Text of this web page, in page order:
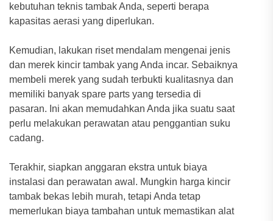
kebutuhan teknis tambak Anda, seperti berapa
kapasitas aerasi yang diperlukan.
Kemudian, lakukan riset mendalam mengenai jenis
dan merek kincir tambak yang Anda incar. Sebaiknya
membeli merek yang sudah terbukti kualitasnya dan
memiliki banyak spare parts yang tersedia di
pasaran. Ini akan memudahkan Anda jika suatu saat
perlu melakukan perawatan atau penggantian suku
cadang.
Terakhir, siapkan anggaran ekstra untuk biaya
instalasi dan perawatan awal. Mungkin harga kincir
tambak bekas lebih murah, tetapi Anda tetap
memerlukan biaya tambahan untuk memastikan alat